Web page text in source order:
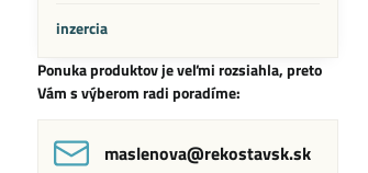
inzercia
Ponuka produktov je veľmi rozsiahla, preto
Vám s výberom radi poradíme:
maslenova​@rekostavsk​.sk